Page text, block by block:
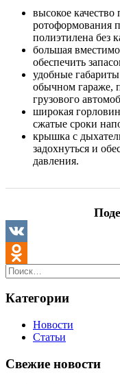
высокое качество
ротоформования
полиэтилена без
большая
обеспечить
удобные
обычном гараже,
грузового
широкая
сжатые сроки
крышка с
задохнуться и
давления.
Категории
Новости
Статьи
Свежие новости